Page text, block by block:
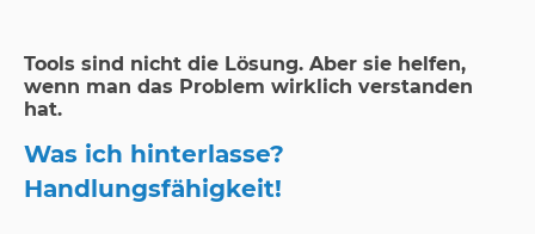
Tools sind nicht die Lösung. Aber sie helfen,
wenn man das Problem wirklich verstanden
hat.
Was ich hinterlasse?
Handlungsfähigkeit!